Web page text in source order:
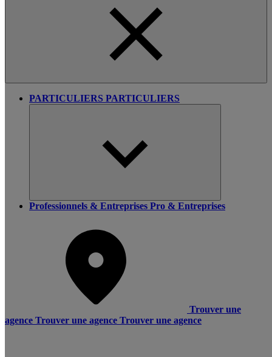
PARTICULIERS PARTICULIERS
Professionnels & Entreprises Pro & Entreprises
Trouver une
agence Trouver une agence Trouver une agence